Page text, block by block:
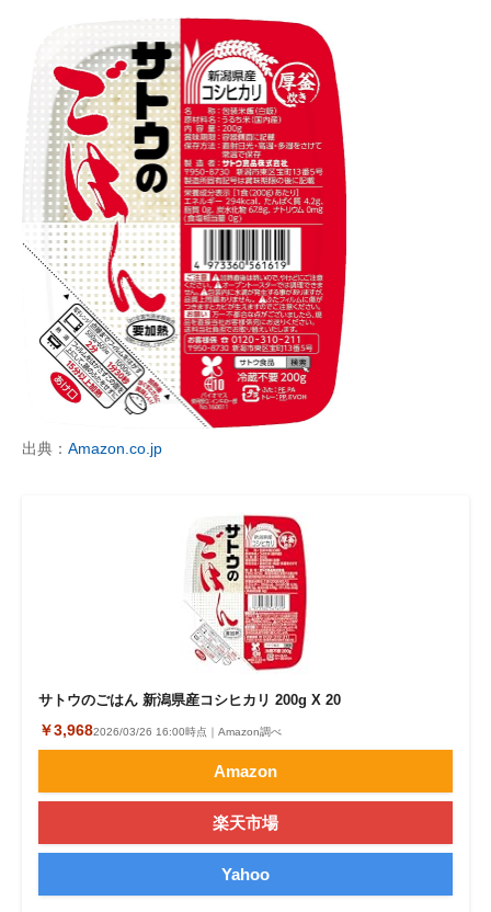
出典： Amazon.co.jp
サトウのごはん 新潟県産コシヒカリ 200g X 20
￥3,9682026/03/26 16:00時点｜Amazon調べ
Amazon
楽天市場
Yahoo